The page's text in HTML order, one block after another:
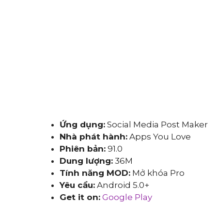
Ứng dụng: Social Media Post Maker
Nhà phát hành: Apps You Love
Phiên bản: 91.0
Dung lượng: 36M
Tính năng MOD: Mở khóa Pro
Yêu cầu: Android 5.0+
Get it on: Google Play